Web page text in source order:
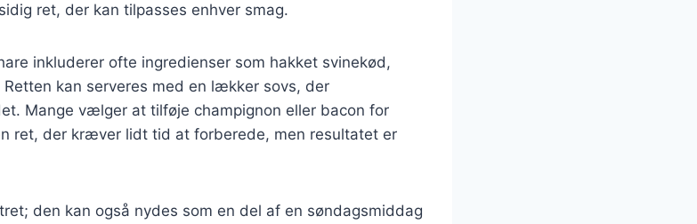
ret, der kan tilpasses enhver smag.
inkluderer ofte ingredienser som hakket svinekød,
kan serveres med en lækker sovs, der
Mange vælger at tilføje champignon eller bacon for
ret, der kræver lidt tid at forberede, men resultatet er
den kan også nydes som en del af en søndagsmiddag